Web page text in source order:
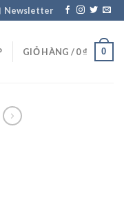
Newsletter
GIỎ HÀNG /0₫ 0